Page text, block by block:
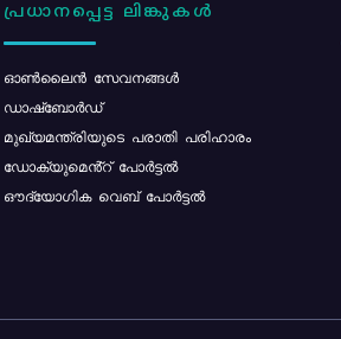
പ്രധാനപ്പെട്ട ലിങ്കുകൾ
ഓൺലൈൻ സേവനങ്ങൾ
ഡാഷ്ബോർഡ്
മുഖ്യമന്ത്രിയുടെ പരാതി പരിഹാരം
ഡോക്യുമെൻ്റ് പോർട്ടൽ
ഔദ്യോഗിക വെബ് പോർട്ടൽ